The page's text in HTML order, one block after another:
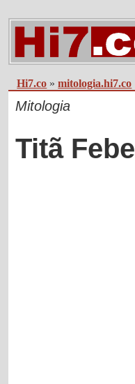
Hi7.co »mitologia.hi7.co
Mitologia
Titã Febe